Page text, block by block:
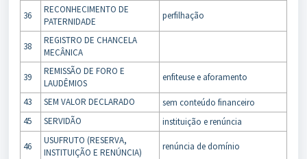
36
RECONHECIMENTO DE
PATERNIDADE
perfilhação
38
REGISTRO DE CHANCELA
MECÂNICA
39
REMISSÃO DE FORO E
LAUDÊMIOS
enfiteuse e aforamento
43 SEM VALOR DECLARADO
sem conteúdo financeiro
45
SERVIDÃO instituição e renúncia
46
USUFRUTO (RESERVA,
INSTITUIÇÃO E RENÚNCIA)
renúncia de domínio